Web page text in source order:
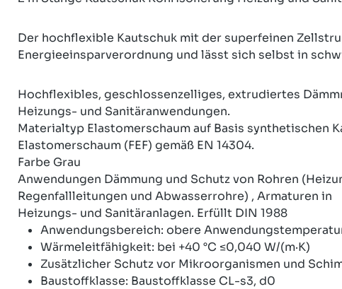
Der hochflexible Kautschuk mit der superfeinen
Energieeinsparverordnung und lässt sich selbst in
Hochflexibles, geschlossenzelliges, extrudiertes
Heizungs- und Sanitäranwendungen.
Materialtyp Elastomerschaum auf Basis synthetischen
Elastomerschaum (FEF) gemäß EN 14304.
Farbe Grau
Anwendungen Dämmung und Schutz von Rohren
Regenfallleitungen und Abwasserrohre) , Armaturen in
Heizungs- und Sanitäranlagen. Erfüllt DIN 1988
Anwendungsbereich: obere Anwendungstemperatur
Wärmeleitfähigkeit: bei +40 °C ≤0,040 W/(m·K)
Zusätzlicher Schutz vor Mikroorganismen und
Baustoffklasse: Baustoffklasse CL-s3, d0